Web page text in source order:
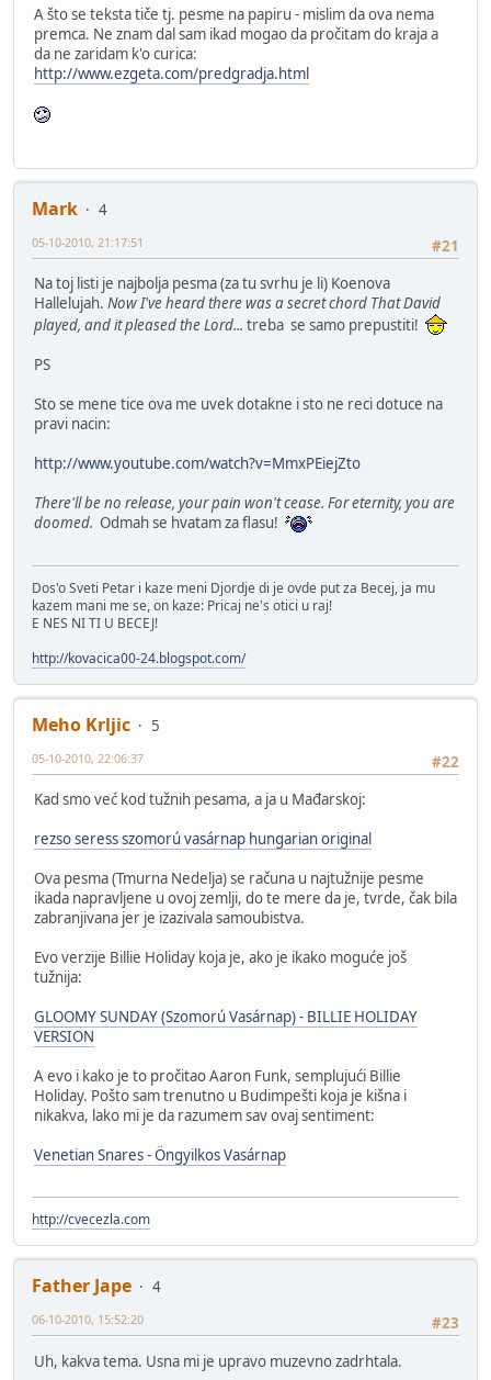
A što se teksta tiče tj. pesme na papiru - mislim da ova nema
premca. Ne znam dal sam ikad mogao da pročitam do kraja a
da ne zaridam k'o curica:
http://www.ezgeta.com/predgradja.html
Mark
4
#21
05-10-2010, 21:17:51
Na toj listi je najbolja pesma (za tu svrhu je li) Koenova
Hallelujah. Now I've heard there was a secret chord That David
played, and it pleased the Lord... treba se samo prepustiti!
PS
Sto se mene tice ova me uvek dotakne i sto ne reci dotuce na
pravi nacin:
http://www.youtube.com/watch?v=MmxPEiejZto
There'll be no release, your pain won't cease. For eternity, you are
doomed. Odmah se hvatam za flasu!
Dos'o Sveti Petar i kaze meni Djordje di je ovde put za Becej, ja mu
kazem mani me se, on kaze: Pricaj ne's otici u raj!
E NES NI TI U BECEJ!
http://kovacica00-24.blogspot.com/
Meho Krljic
5
#22
05-10-2010, 22:06:37
Kad smo već kod tužnih pesama, a ja u Mađarskoj:
rezso seress szomorú vasárnap hungarian original
Ova pesma (Tmurna Nedelja) se računa u najtužnije pesme
ikada napravljene u ovoj zemlji, do te mere da je, tvrde, čak bila
zabranjivana jer je izazivala samoubistva.
Evo verzije Billie Holiday koja je, ako je ikako moguće još
tužnija:
GLOOMY SUNDAY (Szomorú Vasárnap) - BILLIE HOLIDAY
VERSION
A evo i kako je to pročitao Aaron Funk, semplujući Billie
Holiday. Pošto sam trenutno u Budimpešti koja je kišna i
nikakva, lako mi je da razumem sav ovaj sentiment:
Venetian Snares - Öngyilkos Vasárnap
http://cvecezla.com
Father Jape
4
#23
06-10-2010, 15:52:20
Uh, kakva tema. Usna mi je upravo muzevno zadrhtala.